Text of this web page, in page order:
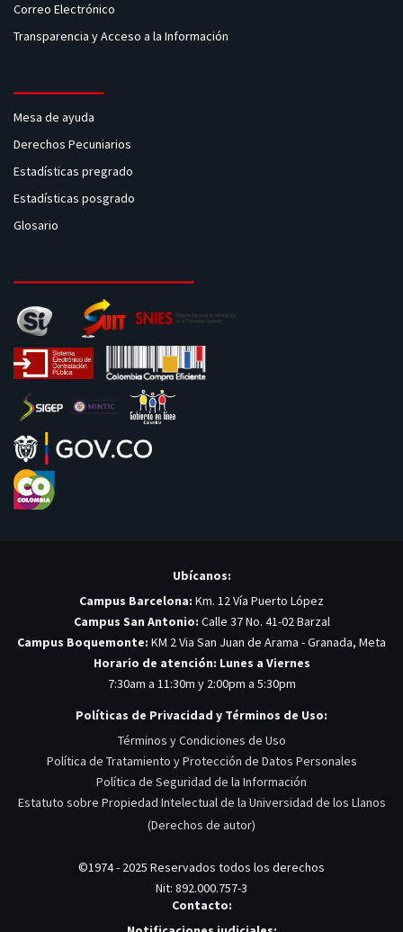
Correo Electrónico
Transparencia y Acceso a la Información
Mesa de ayuda
Derechos Pecuniarios
Estadísticas pregrado
Estadísticas posgrado
Glosario
Ubícanos:
Campus Barcelona: Km. 12 Vía Puerto López
Campus San Antonio: Calle 37 No. 41-02 Barzal
Campus Boquemonte: KM 2 Via San Juan de Arama - Granada, Meta
Horario de atención: Lunes a Viernes
7:30am a 11:30m y 2:00pm a 5:30pm
Políticas de Privacidad y Términos de Uso:
Términos y Condiciones de Uso
Política de Tratamiento y Protección de Datos Personales
Política de Seguridad de la Información
Estatuto sobre Propiedad Intelectual de la Universidad de los Llanos
(Derechos de autor)
©1974 - 2025 Reservados todos los derechos
Nit: 892.000.757-3
Contacto: